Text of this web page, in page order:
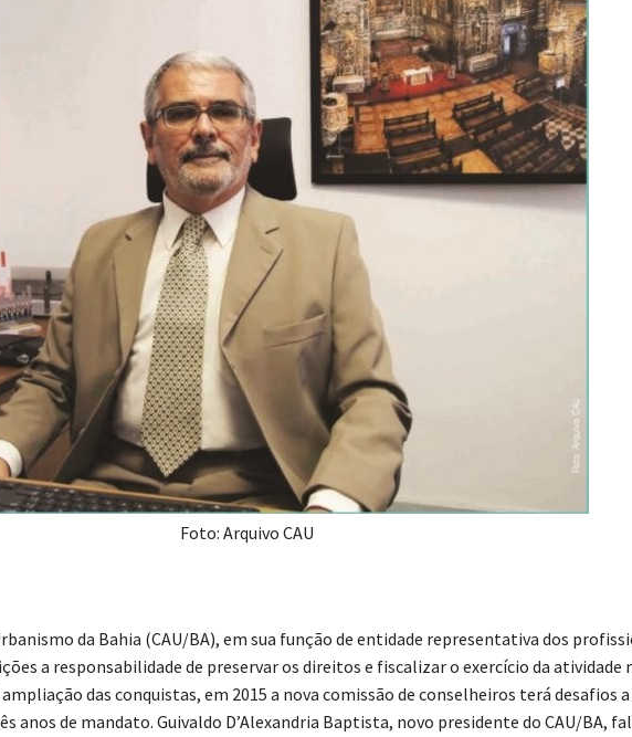
Foto: Arquivo CAU
da Bahia (CAU/BA), em sua função de entidade representativa dos
a responsabilidade de preservar os direitos e fiscalizar o exercício da atividade
ampliação das conquistas, em 2015 a nova comissão de conselheiros terá desafios
anos de mandato. Guivaldo D’Alexandria Baptista, novo presidente do CAU/BA,